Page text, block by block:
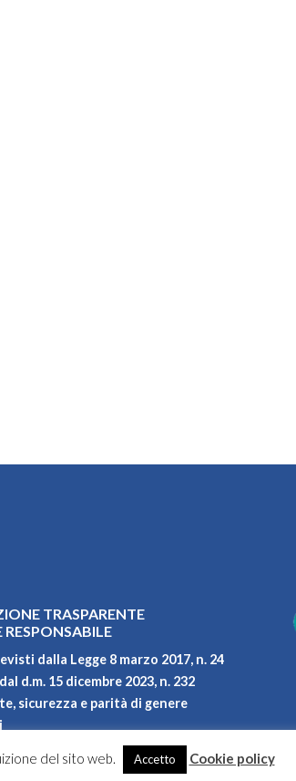
TRASPARENTE
dalla Legge 8 marzo 2017, n. 24
d.m. 15 dicembre 2023, n. 232
sicurezza e parità di genere
del sito web. Accetto Cookie policy